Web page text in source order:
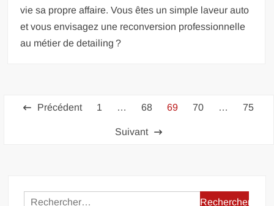
vie sa propre affaire. Vous êtes un simple laveur auto
et vous envisagez une reconversion professionnelle
au métier de detailing ?
Pagination
Précédent 1 … 68 69 70 … 75
Suivant
Rechercher :